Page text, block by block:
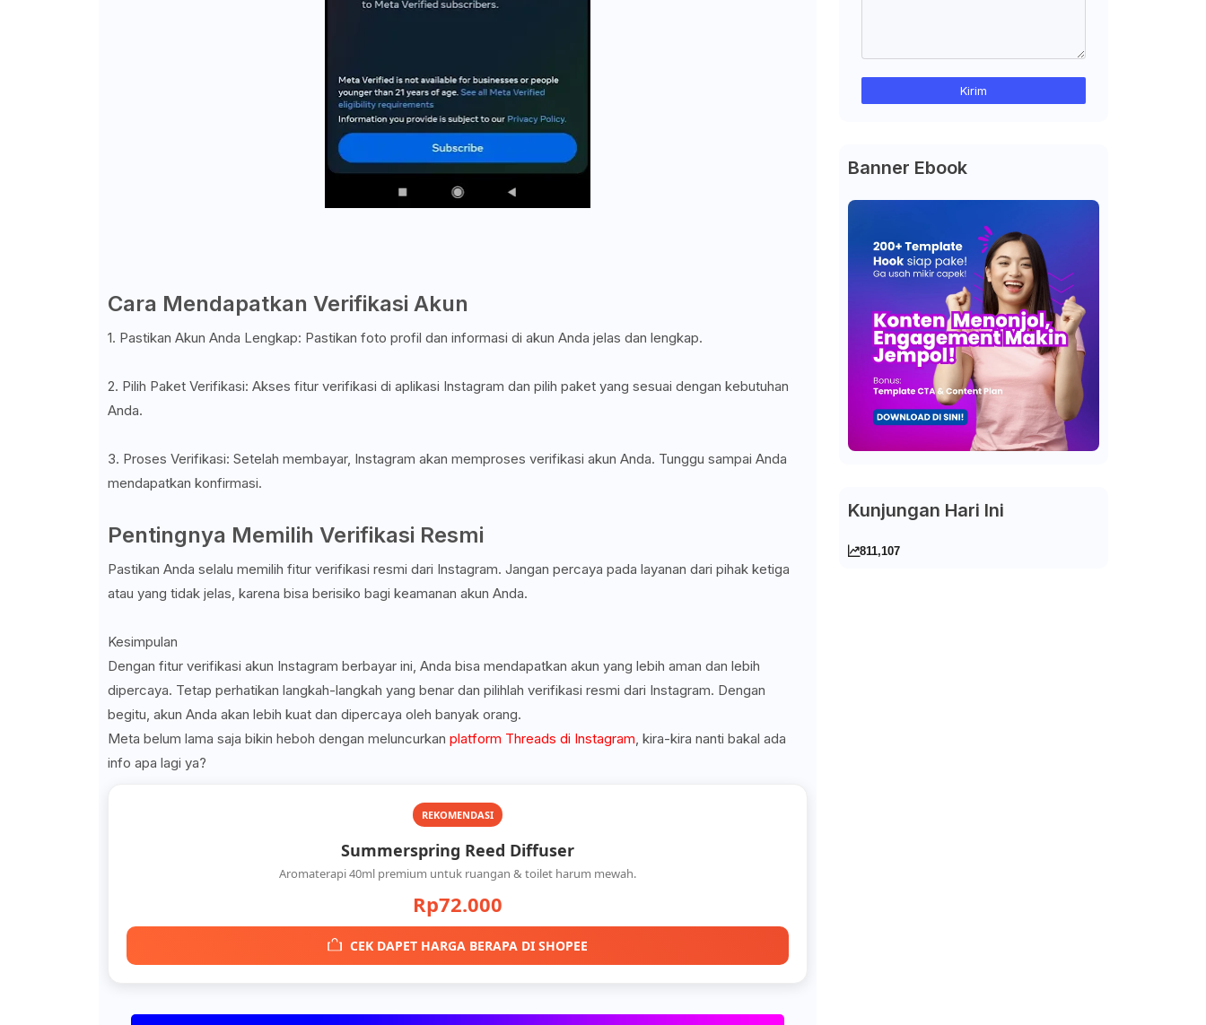
Cara Mendapatkan Verifikasi Akun
1. Pastikan Akun Anda Lengkap: Pastikan foto profil dan informasi di akun Anda jelas dan lengkap.
2. Pilih Paket Verifikasi: Akses fitur verifikasi di aplikasi Instagram dan pilih paket yang sesuai dengan kebutuhan
Anda.
3. Proses Verifikasi: Setelah membayar, Instagram akan memproses verifikasi akun Anda. Tunggu sampai Anda
mendapatkan konfirmasi.
Pentingnya Memilih Verifikasi Resmi
Pastikan Anda selalu memilih fitur verifikasi resmi dari Instagram. Jangan percaya pada layanan dari pihak ketiga
atau yang tidak jelas, karena bisa berisiko bagi keamanan akun Anda.
Kesimpulan
Dengan fitur verifikasi akun Instagram berbayar ini, Anda bisa mendapatkan akun yang lebih aman dan lebih
dipercaya. Tetap perhatikan langkah-langkah yang benar dan pilihlah verifikasi resmi dari Instagram. Dengan
begitu, akun Anda akan lebih kuat dan dipercaya oleh banyak orang.
Meta belum lama saja bikin heboh dengan meluncurkan platform Threads di Instagram, kira-kira nanti bakal ada
info apa lagi ya?
REKOMENDASI
Summerspring Reed Diffuser
Aromaterapi 40ml premium untuk ruangan & toilet harum mewah.
Rp72.000
CEK DAPET HARGA BERAPA DI SHOPEE
Banner Ebook
Kunjungan Hari Ini
811,107